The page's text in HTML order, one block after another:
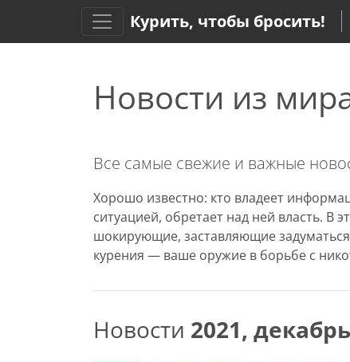
Курить, чтобы бросить!
Новости из
Все самые свежие и важные
Хорошо известно: кто владеет
ситуацией, обретает над ней власть.
шокирующие, заставляющие
курения — ваше оружие в борьбе с
Новости 2021, декабрь